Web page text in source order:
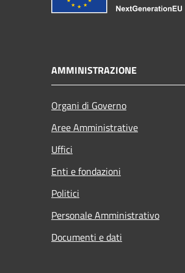
AMMINISTRAZIONE
Organi di Governo
Aree Amministrative
Uffici
Enti e fondazioni
Politici
Personale Amministrativo
Documenti e dati